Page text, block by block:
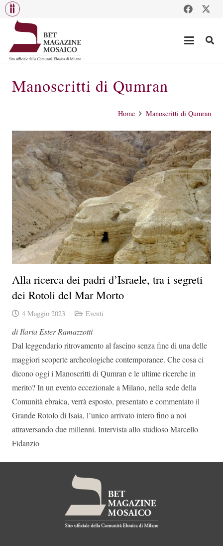
Manoscritti di Qumran
Home Manoscritti di Qumran
Alla ricerca dei padri d’Israele, tra i segreti
dei Rotoli del Mar Morto
4 Maggio 2023 Eventi
di Ilaria Ester Ramazzotti
Dal leggendario ritrovamento al fascino senza fine di una delle
maggiori scoperte archeologiche contemporanee. Che cosa ci
dicono oggi i Manoscritti di Qumran e le ultime ricerche in
merito? In un evento eccezionale a Milano, nella sede della
Comunità ebraica, verrà esposto, presentato e commentato il
Grande Rotolo di Isaia, l’unico arrivato intero fino a noi
attraversando due millenni. Intervista allo studioso Marcello
Fidanzio